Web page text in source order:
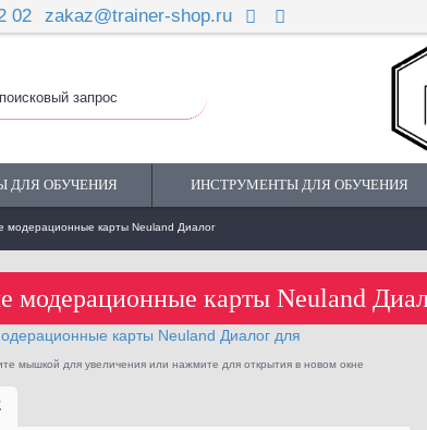
02 zakaz@trainer-shop.ru
ДЛЯ ОБУЧЕНИЯ ИНСТРУМЕНТЫ ДЛЯ ОБУЧЕНИЯ
модерационные карты Neuland Диалог
модерационные карты Neuland
мышкой для увеличения или нажмите для открытия в новом окне